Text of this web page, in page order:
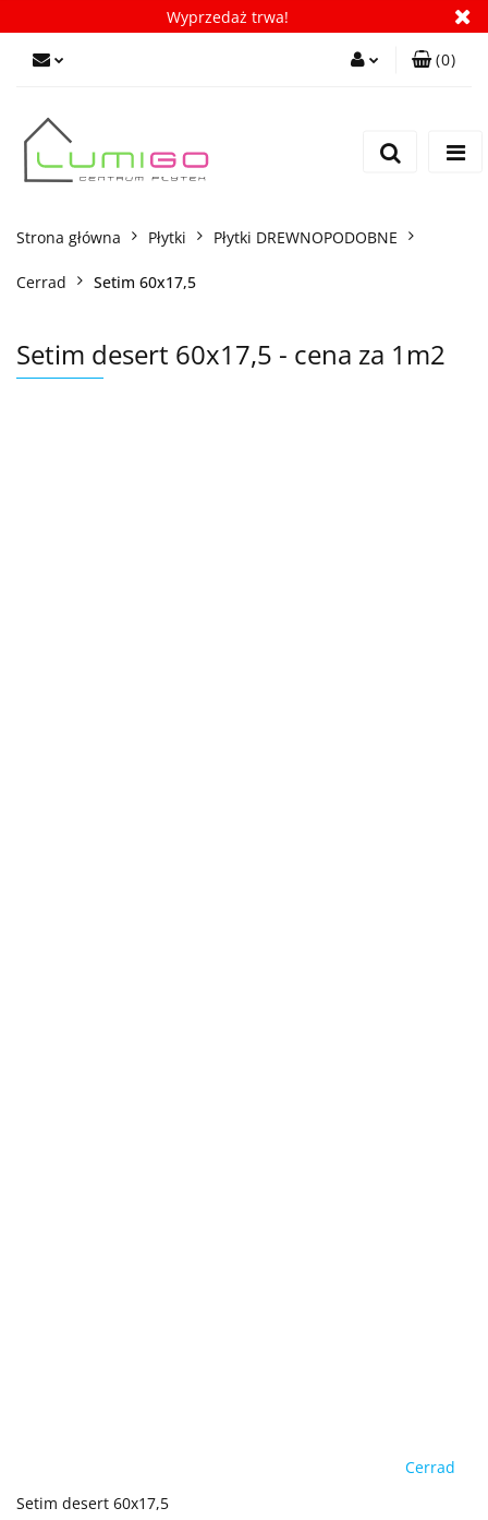
Wyprzedaż trwa!
(0)
Strona główna Płytki Płytki DREWNOPODOBNE
Cerrad Setim 60x17,5
Setim desert 60x17,5 - cena za 1m2
Cerrad
Setim desert 60x17,5